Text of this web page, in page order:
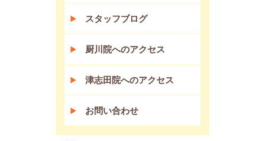
スタッフブログ
厨川院へのアクセス
津志田院へのアクセス
お問い合わせ